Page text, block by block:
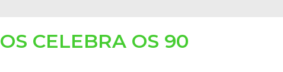
CELEBRA OS 90